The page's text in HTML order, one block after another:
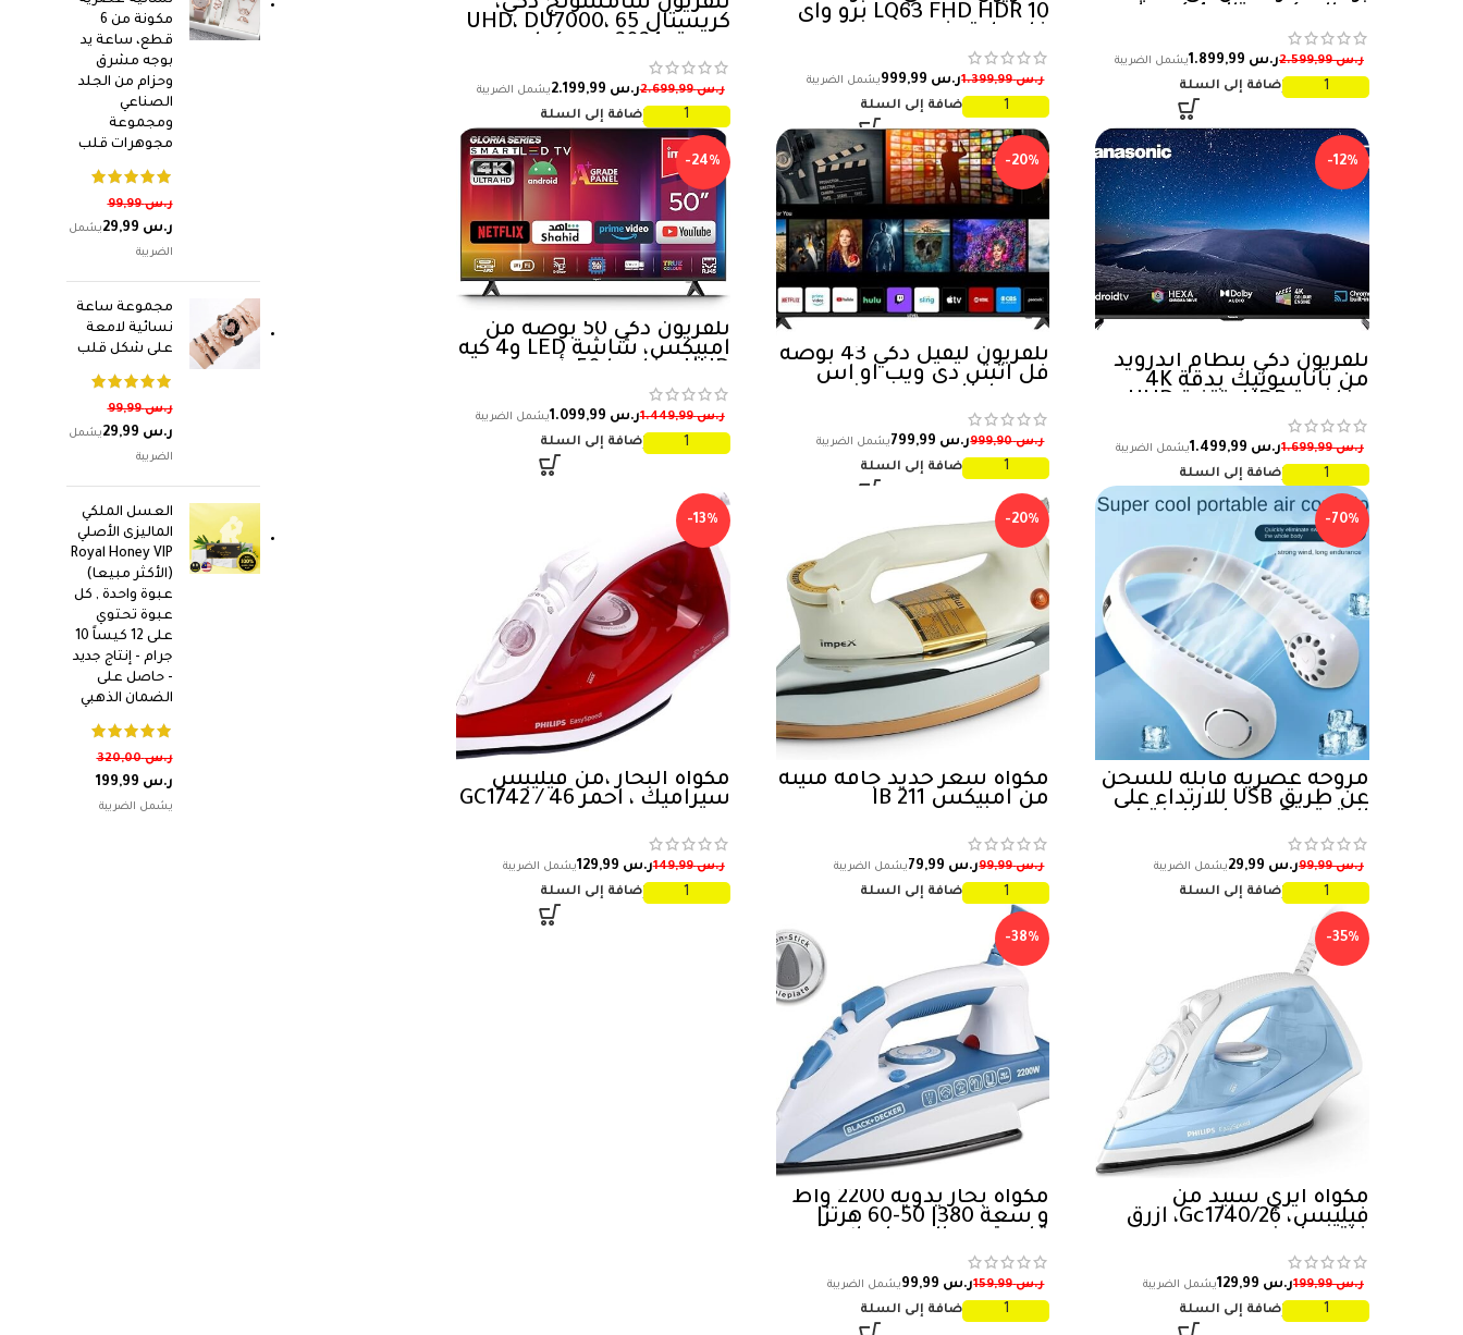
مكونة من 6
قطع، ساعة يد
بوجه مشرق
وحزام من الجلد
الصناعي
ومجموعة
مجوهرات قلب
ر.س99,99
ر.س
مجموعة ساعة
نسائية لامعة
على شكل قلب
ر.س99,99
ر.س
العسل الملكي
الماليزى الأصلي
Royal Honey VIP
(الأكثر مبيعا)
عبوة واحدة , كل
عبوة تحتوي
على 12 كيساً 10
جرام - إنتاج جديد
- حاصل على
الضمان الذهبي
ر.س320,00
ر.س
ارجواني –
UA55CU7000UXSA (موديل
2023)
ر.س2.599,99 ر.س
إضافة إلى السلة
LQ63 FHD HDR 10 برو واي
ر.س1.399,99 ر.س
إضافة إلى السلة
كريستال UHD، DU7000، 65
OS، Q-Symphony، اسود،
UA65DU7000UXSA
ر.س2.699,99 ر.س
إضافة إلى السلة
-12%
تلفزيون ذكي بنظام اندرويد
من باناسونيك بدقة 4K
مقاس 55 بوصة، أسود
ر.س1.699,99 ر.س
إضافة إلى السلة
-20%
تلفزيون ليفيل ذكي 43 بوصة
فل اتش دي ويب او اس
ر.س999,90 ر.س
إضافة إلى السلة
-24%
تلفزيون ذكي 50 بوصة من
امبيكس، شاشة LED و4 كيه
ر.س1.449,99 ر.س
إضافة إلى السلة
-70%
مروحة عصرية قابلة للشحن
عن طريق USB للارتداء على
مروحة صيفية للهواء الطلق
ر.س99,99 ر.س
إضافة إلى السلة
-20%
مكواة شعر حديد جافة متينة
من امبيكس IB 211
ر.س99,99 ر.س
إضافة إلى السلة
-13%
مكواة البخار ،من فيليبس
سيراميك ، احمر GC1742 / 46
ر.س149,99 ر.س
إضافة إلى السلة
-35%
مكواة ايزي سبيد من
فيليبس، Gc1740/26، ازرق
ر.س199,99 ر.س
إضافة إلى السلة
-38%
مكواة بخار يدوية 2200 واط
و سعة 380| 50-60 هرتز|
بخاصية التنظيف الذاتي |
ازرق| X2050-B5 | ضمان
سنتين
ر.س159,99 ر.س
إضافة إلى السلة